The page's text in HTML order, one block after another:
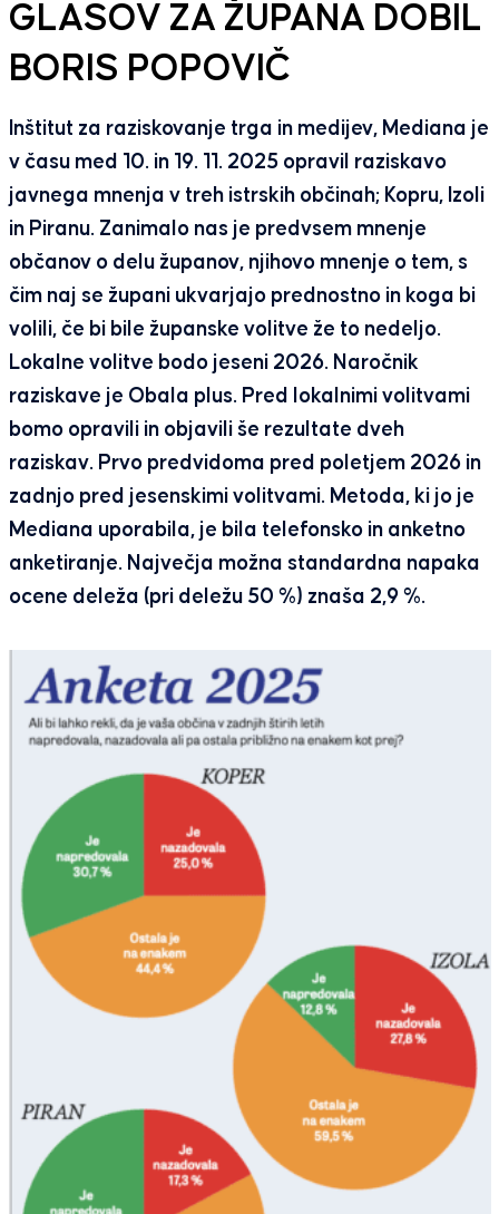
GLASOV ZA ŽUPANA DOBIL
BORIS POPOVIČ
Inštitut za raziskovanje trga in medijev, Mediana je
v času med 10. in 19. 11. 2025 opravil raziskavo
javnega mnenja v treh istrskih občinah; Kopru, Izoli
in Piranu. Zanimalo nas je predvsem mnenje
občanov o delu županov, njihovo mnenje o tem, s
čim naj se župani ukvarjajo prednostno in koga bi
volili, če bi bile županske volitve že to nedeljo.
Lokalne volitve bodo jeseni 2026. Naročnik
raziskave je Obala plus. Pred lokalnimi volitvami
bomo opravili in objavili še rezultate dveh
raziskav. Prvo predvidoma pred poletjem 2026 in
zadnjo pred jesenskimi volitvami. Metoda, ki jo je
Mediana uporabila, je bila telefonsko in anketno
anketiranje. Največja možna standardna napaka
ocene deleža (pri deležu 50 %) znaša 2,9 %.